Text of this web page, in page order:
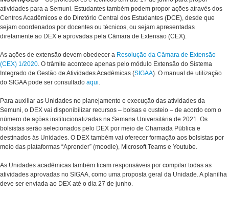
atividades para a Semuni. Estudantes também podem propor ações através dos
Centros Acadêmicos e do Diretório Central dos Estudantes (DCE), desde que
sejam coordenados por docentes ou técnicos, ou sejam apresentadas
diretamente ao DEX e aprovadas pela Câmara de Extensão (CEX).
As ações de extensão devem obedecer a Resolução da Câmara de Extensão
(CEX) 1/2020. O trâmite acontece apenas pelo módulo Extensão do Sistema
Integrado de Gestão de Atividades Acadêmicas (SIGAA). O manual de utilização
do SIGAA pode ser consultado aqui.
Para auxiliar as Unidades no planejamento e execução das atividades da
Semuni, o DEX vai disponibilizar recursos – bolsas e custeio – de acordo com o
número de ações institucionalizadas na Semana Universitária de 2021. Os
bolsistas serão selecionados pelo DEX por meio de Chamada Pública e
destinados às Unidades. O DEX também vai oferecer formação aos bolsistas por
meio das plataformas “Aprender” (moodle), Microsoft Teams e Youtube.
As Unidades acadêmicas também ficam responsáveis por compilar todas as
atividades aprovadas no SIGAA, como uma proposta geral da Unidade. A planilha
deve ser enviada ao DEX até o dia 27 de junho.